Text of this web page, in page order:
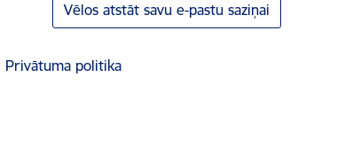
Vēlos atstāt savu e-pastu saziņai
Privātuma politika